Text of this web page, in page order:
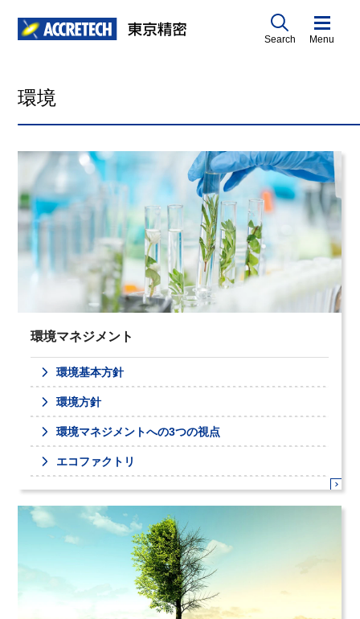
Search Menu
環境
環境マネジメント
環境基本方針
環境方針
環境マネジメントへの3つの視点
エコファクトリ